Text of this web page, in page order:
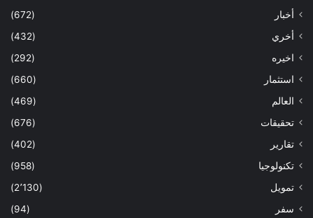
أخبار
(672)
أخري
(432)
اخيره
(292)
استثمار
(660)
العالم
(469)
تحقيقات
(676)
تقارير
(402)
تكنولوجيا
(958)
تمويل
(2٬130)
سفر
(94)